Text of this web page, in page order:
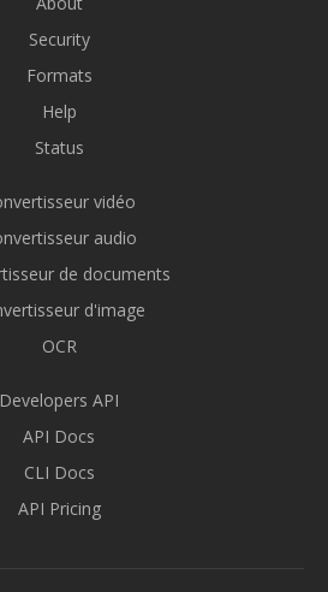
Security
Formats
Help
Status
vidéo
audio
de documents
d'image
OCR
Developers API
API Docs
CLI Docs
API Pricing